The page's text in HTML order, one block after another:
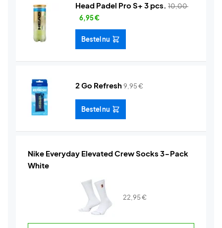
Head Padel Pro S+ 3 pcs. 10,00
6,95€
Bestel nu
2 Go Refresh9,95€
Bestel nu
Nike Everyday Elevated Crew Socks 3-Pack
White
22,95€